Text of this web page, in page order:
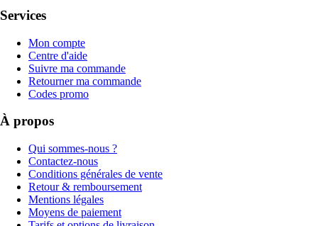
Services
Mon compte
Centre d'aide
Suivre ma commande
Retourner ma commande
Codes promo
À propos
Qui sommes-nous ?
Contactez-nous
Conditions générales de vente
Retour & remboursement
Mentions légales
Moyens de paiement